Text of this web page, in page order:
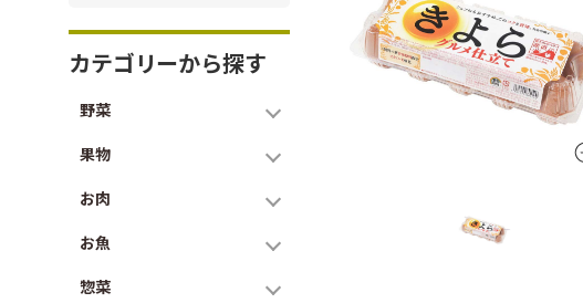
カテゴリーから探す
野菜
果物
お肉
お魚
惣菜